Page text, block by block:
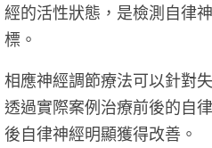
經的活性狀態，是檢測自律
標。
相應神經調節療法可以針對
透過實際案例治療前後的自
後自律神經明顯獲得改善。